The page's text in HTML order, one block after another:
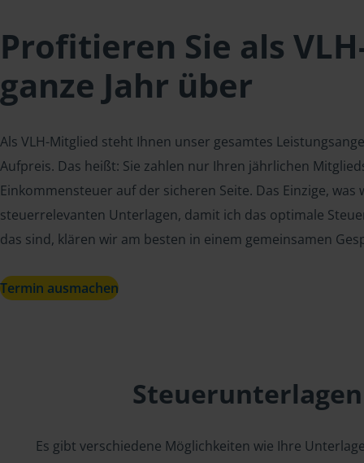
Profitieren Sie als
ganze Jahr über
Als VLH-Mitglied steht Ihnen unser gesamtes
Aufpreis. Das heißt: Sie zahlen nur Ihren jährlichen
Einkommensteuer auf der sicheren Seite. Das Einzige,
steuerrelevanten Unterlagen, damit ich das optimale
das sind, klären wir am besten in einem gemeinsamen
Termin ausmachen
Es gibt verschiedene Möglichkeiten wie Ihre